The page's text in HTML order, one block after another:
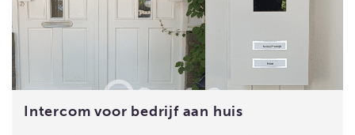
Intercom voor bedrijf aan huis